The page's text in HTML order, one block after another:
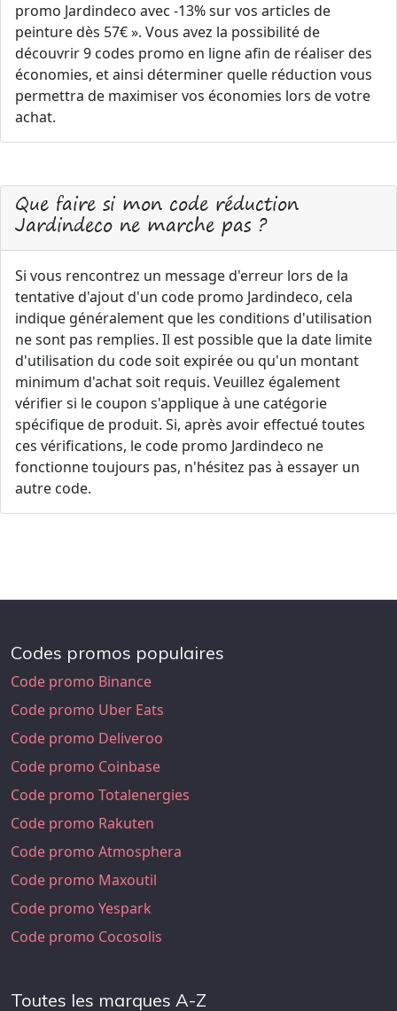
promo Jardindeco avec -13% sur vos articles de
peinture dès 57€ ». Vous avez la possibilité de
découvrir 9 codes promo en ligne afin de réaliser des
économies, et ainsi déterminer quelle réduction vous
permettra de maximiser vos économies lors de votre
achat.
Que faire si mon code réduction
Jardindeco ne marche pas ?
Si vous rencontrez un message d'erreur lors de la
tentative d'ajout d'un code promo Jardindeco, cela
indique généralement que les conditions d'utilisation
ne sont pas remplies. Il est possible que la date limite
d'utilisation du code soit expirée ou qu'un montant
minimum d'achat soit requis. Veuillez également
vérifier si le coupon s'applique à une catégorie
spécifique de produit. Si, après avoir effectué toutes
ces vérifications, le code promo Jardindeco ne
fonctionne toujours pas, n'hésitez pas à essayer un
autre code.
Codes promos populaires
Code promo Binance
Code promo Uber Eats
Code promo Deliveroo
Code promo Coinbase
Code promo Totalenergies
Code promo Rakuten
Code promo Atmosphera
Code promo Maxoutil
Code promo Yespark
Code promo Cocosolis
Toutes les marques A-Z